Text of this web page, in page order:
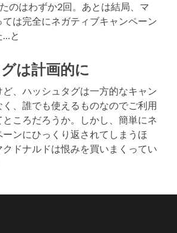
のはわずか2回。あとは結局、マ
ては完全にネガティブキャンペーン
…と
は計画的に
ど、ハッシュタグは一方的なキャン
、誰でも使えるものなのでご利用
ころだろうか。しかし、簡単にネ
ンにひっくり返されてしまうほ
クドナルドは恨みを買いまくってい